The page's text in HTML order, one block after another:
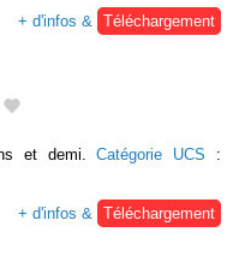
+ d'infos & Téléchargement
et demi.Catégorie UCS :
+ d'infos &
Téléchargement